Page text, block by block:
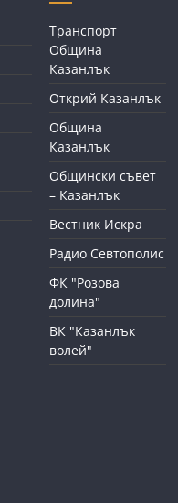
Транспорт
Община
Казанлък
Открий Казанлък
Община
Казанлък
Общински съвет
– Казанлък
Вестник Искра
Радио Севтополис
ФК "Розова
долина"
ВК "Казанлък
волей"